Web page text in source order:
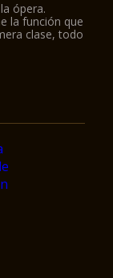
ópera.
la función que
clase, todo